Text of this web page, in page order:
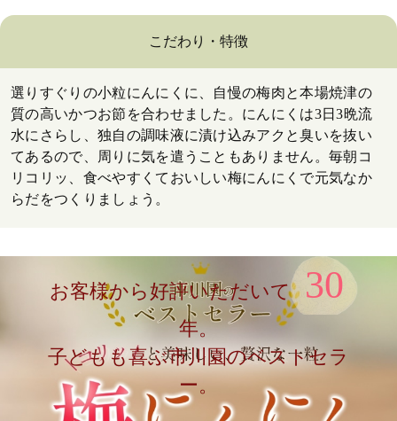
こだわり・特徴
選りすぐりの小粒にんにくに、自慢の梅肉と本場焼津の
質の高いかつお節を合わせました。にんにくは3日3晩流
水にさらし、独自の調味液に漬け込みアクと臭いを抜い
てあるので、周りに気を遣うこともありません。毎朝コ
リコリッ、食べやすくておいしい梅にんにくで元気なか
らだをつくりましょう。
お客様から好評いただいて 30
年。
子どもも喜ぶ市川園のベストセラ
ー。